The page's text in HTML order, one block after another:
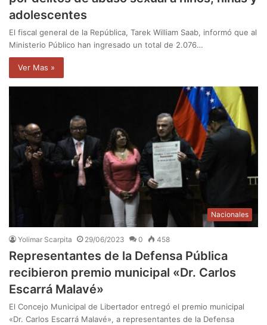
adolescentes
El fiscal general de la República, Tarek William Saab, informó que al
Ministerio Público han ingresado un total de 2.076…
Ver Mas »
Nacionales
Yolimar Scarpita 29/06/2023 0 458
Representantes de la Defensa Pública
recibieron premio municipal «Dr. Carlos
Escarrá Malavé»
El Concejo Municipal de Libertador entregó el premio municipal
«Dr. Carlos Escarrá Malavé», a representantes de la Defensa